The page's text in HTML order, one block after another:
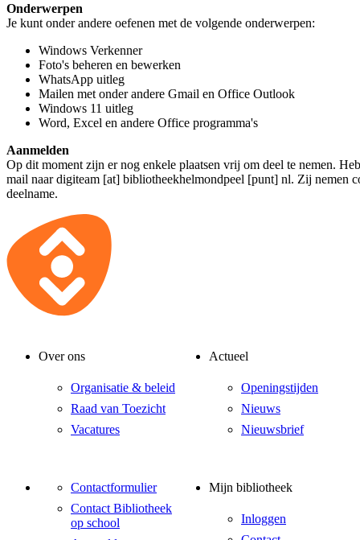
Onderwerpen
Je kunt onder andere oefenen met de volgende onderwerpen:
Windows Verkenner
Foto's beheren en bewerken
WhatsApp uitleg
Mailen met onder andere Gmail en Office Outlook
Windows 11 uitleg
Word, Excel en andere Office programma's
Aanmelden
Op dit moment zijn er nog enkele plaatsen vrij om deel te nemen.
mail naardigiteam [at] bibliotheekhelmondpeel [punt] nl. Zij nemen
deelname.
Over ons
Organisatie & beleid
Raad van Toezicht
Vacatures
Actueel
Openingstijden
Nieuws
Nieuwsbrief
Contactformulier
Contact Bibliotheek
op school
Mijn bibliotheek
Inloggen